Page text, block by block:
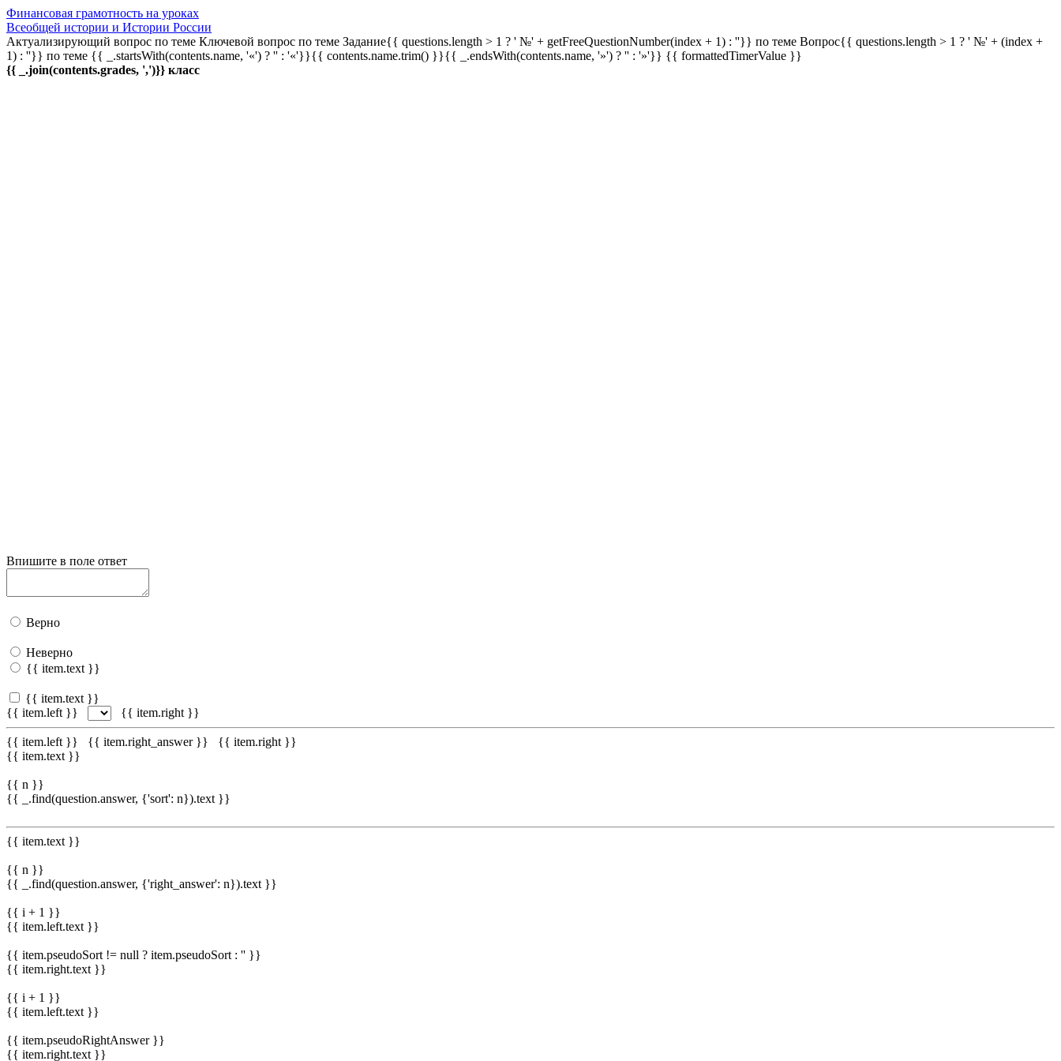
Финансовая грамотность на уроках
Всеобщей истории и Истории России
Актуализирующий вопрос по теме Ключевой вопрос по теме Задание{{ questions.length > 1 ? ' №' + getFreeQuestionNumber(index + 1) : ''}} по теме Вопрос{{ questions.length > 1 ? ' №' + (index +
1) : ''}} по теме {{ _.startsWith(contents.name, '«') ? '' : '«'}}{{ contents.name.trim() }}{{ _.endsWith(contents.name, '»') ? '' : '»'}} {{ formattedTimerValue }}
{{ _.join(contents.grades, ',')}} класс
Впишите в поле ответ
Верно
Неверно
{{ item.text }}
{{ item.text }}
{{ item.left }}
{{ item.right }}
{{ item.left }} {{ item.right_answer }}
{{ item.right }}
{{ item.text }}
{{ n }}
{{ _.find(question.answer, {'sort': n}).text }}
{{ item.text }}
{{ n }}
{{ _.find(question.answer, {'right_answer': n}).text }}
{{ i + 1 }}
{{ item.left.text }}
{{ item.pseudoSort != null ? item.pseudoSort : '' }}
{{ item.right.text }}
{{ i + 1 }}
{{ item.left.text }}
{{ item.pseudoRightAnswer }}
{{ item.right.text }}